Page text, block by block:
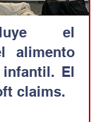
el
alimento
El
claims.